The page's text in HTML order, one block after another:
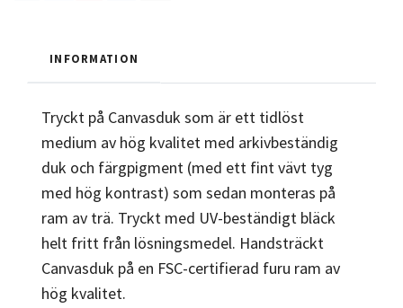
INFORMATION
Tryckt på Canvasduk som är ett tidlöst
medium av hög kvalitet med arkivbeständig
duk och färgpigment (med ett fint vävt tyg
med hög kontrast) som sedan monteras på
ram av trä. Tryckt med UV-beständigt bläck
helt fritt från lösningsmedel. Handsträckt
Canvasduk på en FSC-certifierad furu ram av
hög kvalitet.